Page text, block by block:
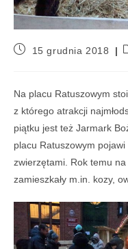
15 grudnia 2018
Na placu Ratuszowym
z którego atrakcji
piątku jest też Jarmark
placu Ratuszowym
zwierzętami. Rok temu
zamieszkały m.in. kozy,